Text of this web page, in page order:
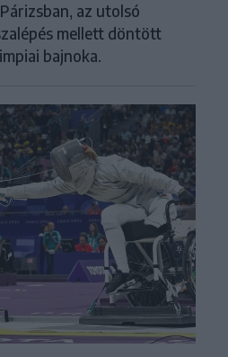
az utolsó
mellett döntött
bajnoka.